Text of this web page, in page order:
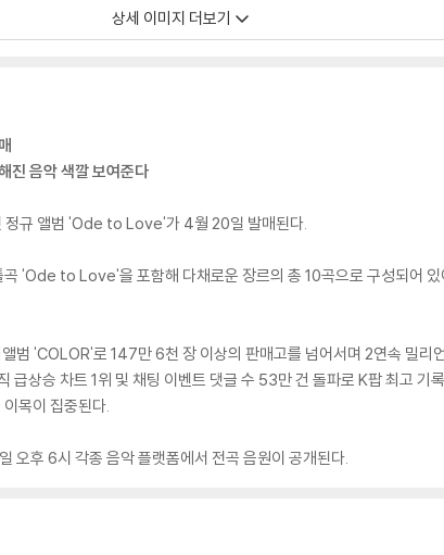
상세 이미지 더보기
음악 색깔 보여준다
정규 앨범 'Ode to Love'가 4월 20일 발매된다.
'Ode to Love'을 포함해 다채로운 장르의 총 10곡으로 구성되어
'COLOR'로 147만 6천 장 이상의 판매고를 넘어서며 2연속 밀리
급상승 차트 1위 및 채팅 이벤트 댓글 수 53만 건 돌파로 K팝 최고 기
목이 집중된다.
후 6시 각종 음악 플랫폼에서 전곡 음원이 공개된다.